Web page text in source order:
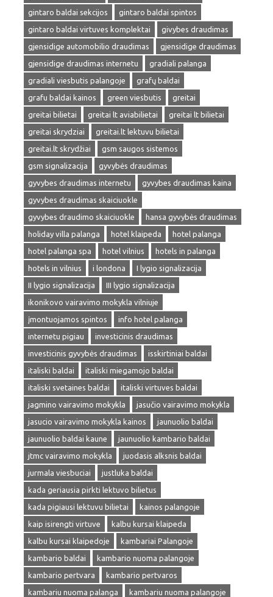
gintaro baldai sekcijos
gintaro baldai spintos
gintaro baldai virtuves komplektai
givybes draudimas
gjensidige automobilio draudimas
gjensidige draudimas
gjensidige draudimas internetu
gradiali palanga
gradiali viesbutis palangoje
grafų baldai
grafu baldai kainos
green viesbutis
greitai
greitai bilietai
greitai lt aviabilietai
greitai lt bilietai
greitai skrydziai
greitai.lt lektuvu bilietai
greitai.lt skrydžiai
gsm saugos sistemos
gsm signalizacija
gyvybės draudimas
gyvybes draudimas internetu
gyvybes draudimas kaina
gyvybes draudimas skaiciuokle
gyvybes draudimo skaiciuokle
hansa gyvybės draudimas
holiday villa palanga
hotel klaipeda
hotel palanga
hotel palanga spa
hotel vilnius
hotels in palanga
hotels in vilnius
i londona
I lygio signalizacija
II lygio signalizacija
III lygio signalizacija
ikonikovo vairavimo mokykla vilniuje
įmontuojamos spintos
info hotel palanga
internetu pigiau
investicinis draudimas
investicinis gyvybės draudimas
isskirtiniai baldai
italiski baldai
italiski miegamojo baldai
italiski svetaines baldai
italiski virtuves baldai
jagmino vairavimo mokykla
jasučio vairavimo mokykla
jasucio vairavimo mokykla kainos
jaunuolio baldai
jaunuolio baldai kaune
jaunuolio kambario baldai
jtmc vairavimo mokykla
juodasis alksnis baldai
jurmala viesbuciai
justluka baldai
kada geriausia pirkti lektuvo bilietus
kada pigiausi lektuvu bilietai
kainos palangoje
kaip isirengti virtuve
kalbu kursai klaipeda
kalbu kursai klaipedoje
kambariai Palangoje
kambario baldai
kambario nuoma palangoje
kambario pertvara
kambario pertvaros
kambariu nuoma palanga
kambariu nuoma palangoje